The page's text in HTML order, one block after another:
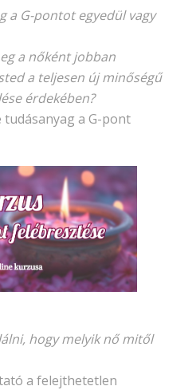
a G-pontot egyedül vagy
a nőként jobban
a teljesen új minőségű
érdekében?
tudásanyag a G-pont
hogy melyik nő mitől
a felejthetetlen